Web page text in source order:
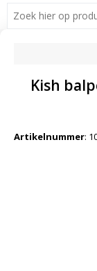
Kish
Artikelnummer: